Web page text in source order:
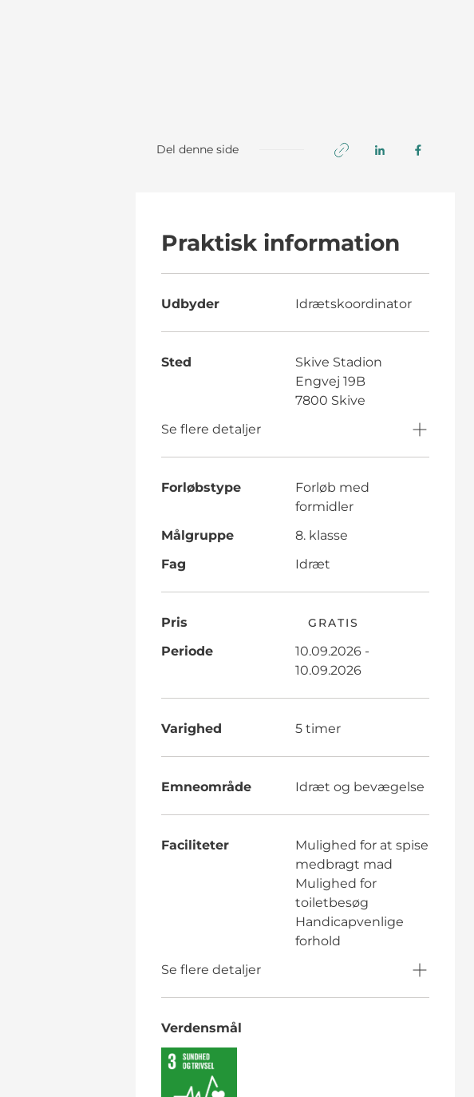
Del denne side
Praktisk information
Udbyder Idrætskoordinator
Sted
Skive Stadion
Engvej 19B
7800 Skive
Se flere detaljer
Forløbstype
Forløb med
formidler
Målgruppe
8. klasse
Fag
Idræt
Pris GRATIS
Periode
10.09.2026 -
10.09.2026
Varighed 5 timer
Emneområde Idræt og bevægelse
Faciliteter
Mulighed for at spise
medbragt mad
Mulighed for
toiletbesøg
Handicapvenlige
forhold
Se flere detaljer
Verdensmål